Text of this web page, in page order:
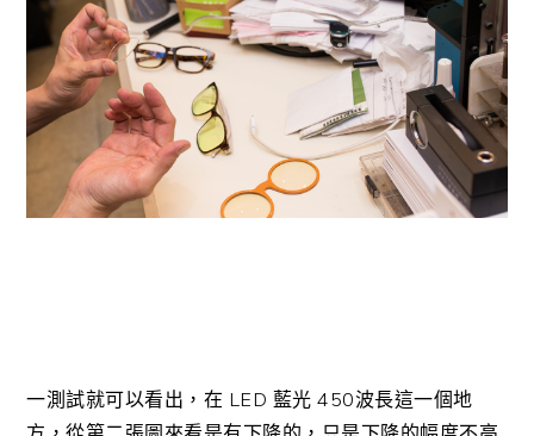
一測試就可以看出，在 LED 藍光 450波長這一個地